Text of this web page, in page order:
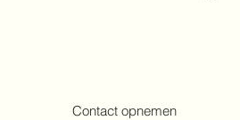
Contact opnemen